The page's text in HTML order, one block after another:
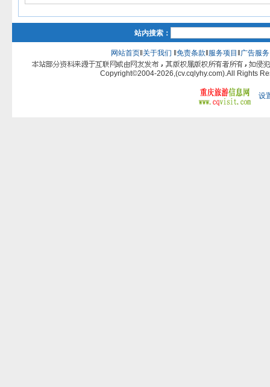
站内搜索：
网站首页‖ 关于我们 免责条款 服务项目 广告服务
Copyright©2004-2026,(cv.cqlyhy.com).All Rights
设